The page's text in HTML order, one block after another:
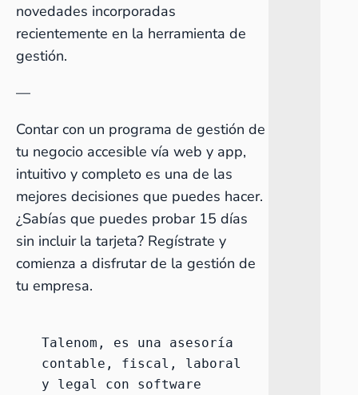
novedades incorporadas
recientemente en la herramienta de
gestión.
—
Contar con un programa de gestión de
tu negocio accesible vía web y app,
intuitivo y completo es una de las
mejores decisiones que puedes hacer.
¿Sabías que puedes probar 15 días
sin incluir la tarjeta? Regístrate y
comienza a disfrutar de la gestión de
tu empresa.
Talenom, es una asesoría
contable, fiscal, laboral
y legal con software